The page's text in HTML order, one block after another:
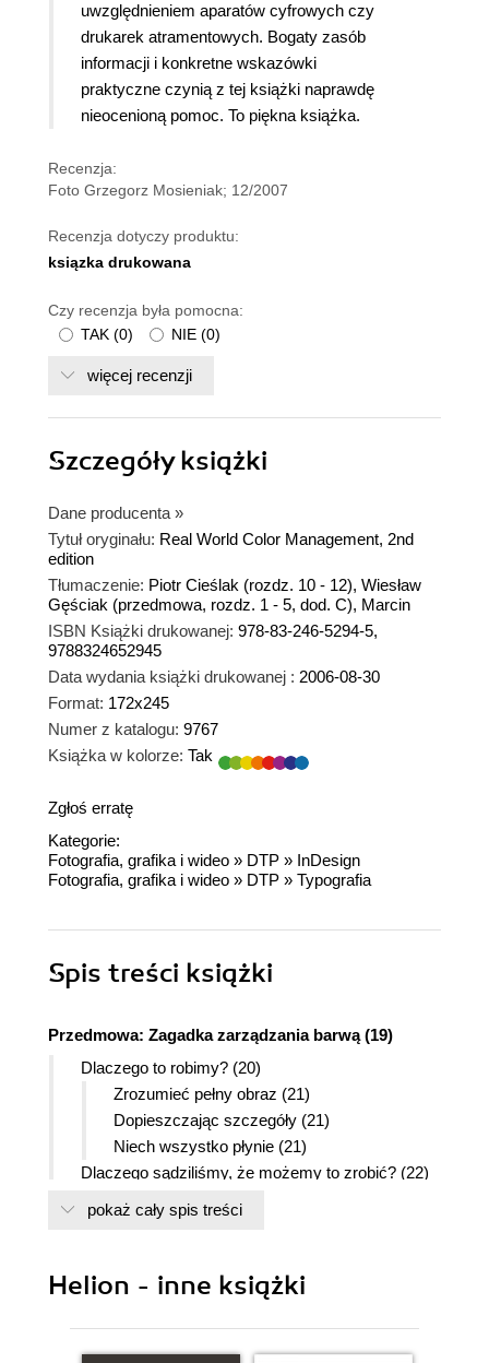
uwzględnieniem aparatów cyfrowych czy
drukarek atramentowych. Bogaty zasób
informacji i konkretne wskazówki
praktyczne czynią z tej książki naprawdę
nieocenioną pomoc. To piękna książka.
Recenzja:
Foto Grzegorz Mosieniak; 12/2007
Recenzja dotyczy produktu:
ksiązka drukowana
Czy recenzja była pomocna:
TAK (0) NIE (0)
więcej recenzji
Szczegółyksiążki
Dane producenta »
Tytuł oryginału: Real World Color Management, 2nd
edition
Tłumaczenie: Piotr Cieślak (rozdz. 10 - 12), Wiesław
Gęściak (przedmowa, rozdz. 1 - 5, dod. C), Marcin
ISBN Książki drukowanej: 978-83-246-5294-5,
9788324652945
Data wydania książki drukowanej : 2006-08-30
Format: 172x245
Numer z katalogu: 9767
Książka w kolorze: Tak
Zgłoś erratę
Kategorie:
Fotografia, grafika i wideo » DTP » InDesign
Fotografia, grafika i wideo » DTP » Typografia
Spis treści książki
Przedmowa: Zagadka zarządzania barwą (19)
Dlaczego to robimy? (20)
Zrozumieć pełny obraz (21)
Dopieszczając szczegóły (21)
Niech wszystko płynie (21)
Dlaczego sądziliśmy, że możemy to zrobić? (22)
Jak zorganizowana jest książka? (22)
Część 1. Wstęp do zarządzania barwą (23)
Część 3. Aplikacje i procesy zarządzania
Część 4. Dodatki (24)
Dziękujemy! (24)
pokaż cały spis treści
Helion - inne książki